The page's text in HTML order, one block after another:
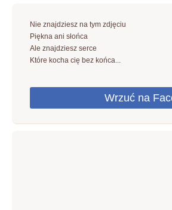
Nie znajdziesz na tym zdjęciu
Piękna ani słońca
Ale znajdziesz serce
Które kocha cię bez końca...